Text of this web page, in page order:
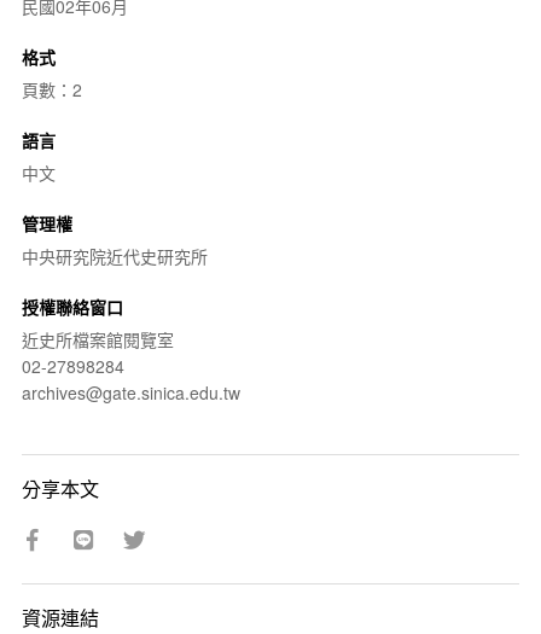
民國02年06月
格式
頁數：2
語言
中文
管理權
中央研究院近代史研究所
授權聯絡窗口
近史所檔案館閱覽室
02-27898284
archives@gate.sinica.edu.tw
分享本文
資源連結